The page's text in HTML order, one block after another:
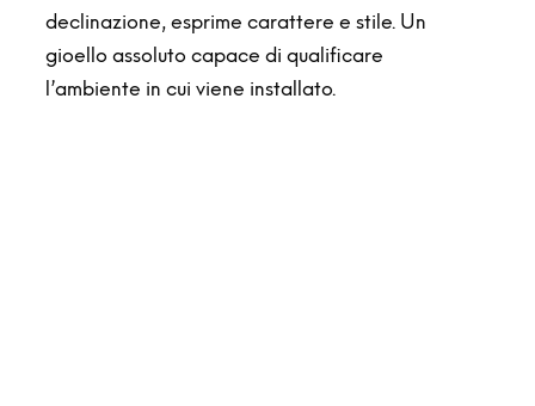
declinazione, esprime carattere e stile. Un
gioello assoluto capace di qualificare
l’ambiente in cui viene installato.